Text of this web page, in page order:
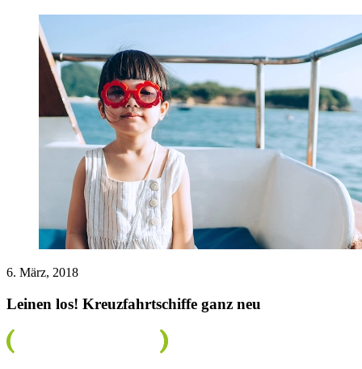
6. März, 2018
Leinen los! Kreuzfahrtschiffe ganz neu